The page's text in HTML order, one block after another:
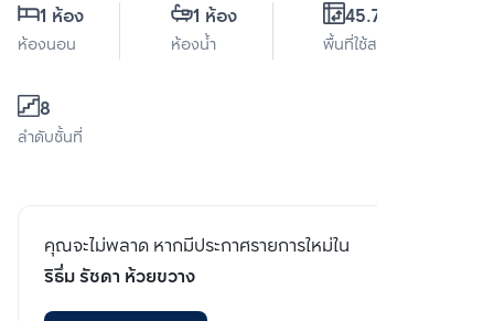
1 ห้อง
ห้องนอน
1 ห้อง
ห้องน้ำ
45.79 ตร.ม.
พื้นที่ใช้สอย
8
ลำดับชั้นที่
คุณจะไม่พลาด หากมีประกาศรายการใหม่ใน
ริธึ่ม รัชดา ห้วยขวาง